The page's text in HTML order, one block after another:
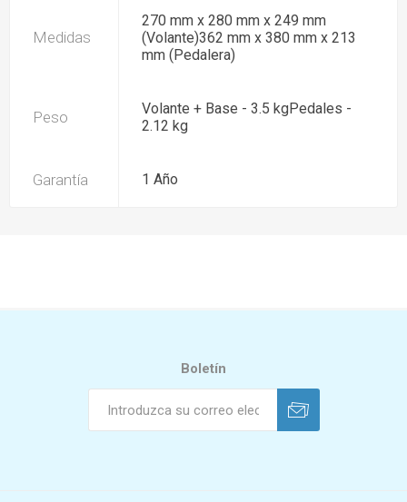
Medidas
270 mm x 280 mm x 249 mm
(Volante)362 mm x 380 mm x 213
mm (Pedalera)
Peso
Volante + Base - 3.5 kgPedales -
2.12 kg
Garantía 1 Año
Boletín